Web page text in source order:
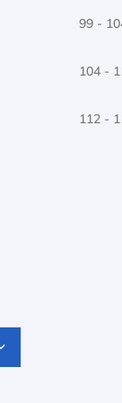
99 -
104 -
112 -